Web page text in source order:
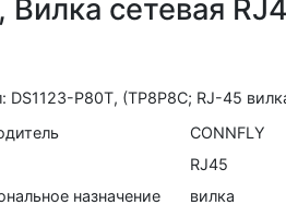
сетевая
DS1123-P80T, (TP8P8C; RJ-45
CONNFLY
RJ45
назначение
вилка